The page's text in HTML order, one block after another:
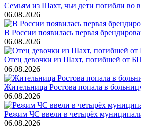
Семьям из Шахт, чьи дети погибли во
06.08.2026
В России появилась первая
06.08.2026
Отец девочки из Шахт, погибшей от
06.08.2026
Жительница Ростова попала в
06.08.2026
Режим ЧС ввели в четырёх
06.08.2026